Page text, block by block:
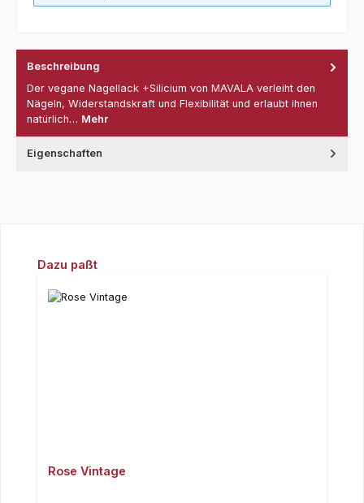
Beschreibung
Der vegane Nagellack +Silicium von MAVALA verleiht den
Nägeln, Widerstandskraft und Flexibilität und erlaubt ihnen
natürlich… Mehr
Eigenschaften
Produktgalerie überspringen
Dazu paßt
Rose Vintage